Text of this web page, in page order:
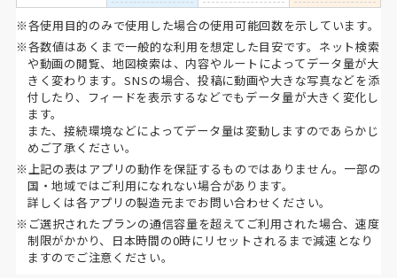
※各使用目的のみで使用した場合の使用可能回数を示しています。
※各数値はあくまで一般的な利用を想定した目安です。ネット検索
や動画の閲覧、地図検索は、内容やルートによってデータ量が大
きく変わります。SNSの場合、投稿に動画や大きな写真などを添
付したり、フィードを表示するなどでもデータ量が大きく変化し
ます。
また、接続環境などによってデータ量は変動しますのであらかじ
めご了承ください。
※上記の表はアプリの動作を保証するものではありません。一部の
国・地域ではご利用になれない場合があります。
詳しくは各アプリの製造元までお問い合わせください。
※ご選択されたプランの通信容量を超えてご利用された場合、速度
制限がかかり、日本時間の0時にリセットされるまで減速となり
ますのでご注意ください。